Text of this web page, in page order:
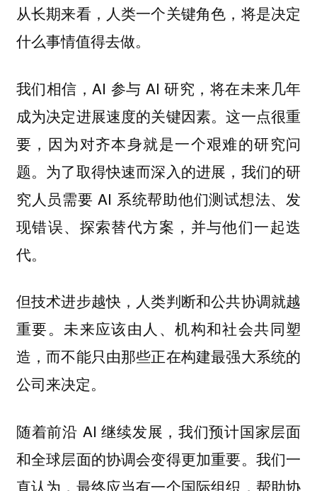
从长期来看，人类一个关键角色，将是决定
什么事情值得去做。
我们相信，AI 参与 AI 研究，将在未来几年
成为决定进展速度的关键因素。这一点很重
要，因为对齐本身就是一个艰难的研究问
题。为了取得快速而深入的进展，我们的研
究人员需要 AI 系统帮助他们测试想法、发
现错误、探索替代方案，并与他们一起迭
代。
但技术进步越快，人类判断和公共协调就越
重要。未来应该由人、机构和社会共同塑
造，而不能只由那些正在构建最强大系统的
公司来决定。
随着前沿 AI 继续发展，我们预计国家层面
和全球层面的协调会变得更加重要。我们一
直认为，最终应当有一个国际组织，帮助协